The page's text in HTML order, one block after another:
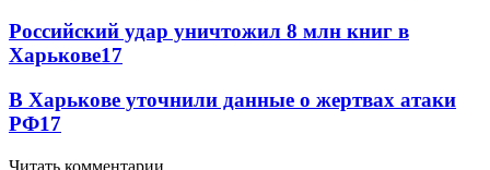
Российский удар уничтожил 8 млн книг в
Харькове17
В Харькове уточнили данные о жертвах атаки
РФ17
Читать комментарии